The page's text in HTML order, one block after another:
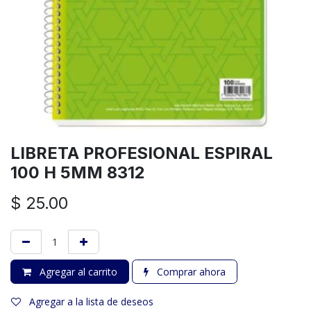
LIBRETA PROFESIONAL ESPIRAL
100 H 5MM 8312
$ 25.00
Agregar al carrito Comprar ahora
Agregar a la lista de deseos